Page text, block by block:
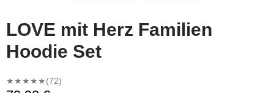
LOVE mit Herz Familien
Hoodie Set
★★★★★(72)